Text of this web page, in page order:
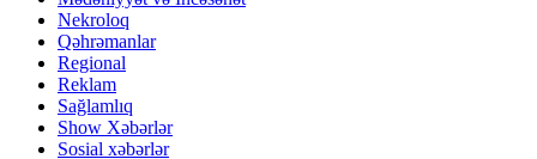
Nekroloq
Qəhrəmanlar
Regional
Reklam
Sağlamlıq
Show Xəbərlər
Sosial xəbərlər